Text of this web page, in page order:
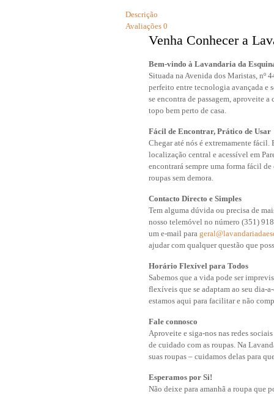
Descrição
Avaliações 0
Venha Conhecer a
Bem-vindo à Lavandaria da
Situada na Avenida dos Maristas, nº
perfeito entre tecnologia avançada e
se encontra de passagem, aproveite
topo bem perto de casa.
Fácil de Encontrar, Prático de Usar
Chegar até nós é extremamente
localização central e acessível em
encontrará sempre uma forma fácil
roupas sem demora.
Contacto Directo e Simples
Tem alguma dúvida ou precisa de
nosso telemóvel no número (351)
um e-mail para
ajudar com qualquer questão que
Horário Flexível para Todos
Sabemos que a vida pode ser
flexíveis que se adaptam ao seu dia-
estamos aqui para facilitar e não
Fale connosco
Aproveite e siga-nos nas redes
de cuidado com as roupas. Na
suas roupas – cuidamos delas para
Esperamos por Si!
Não deixe para amanhã a roupa que